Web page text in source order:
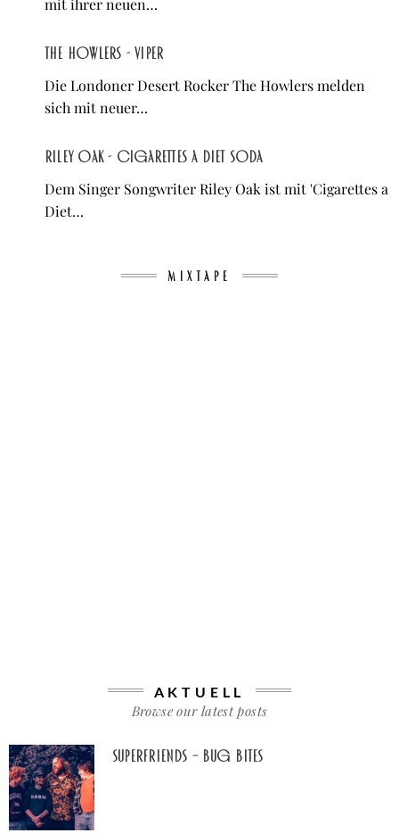
The Howlers - Viper
Die Londoner Desert Rocker The Howlers melden
sich mit neuer…
Riley Oak - Cigarettes a Diet Soda
Dem Singer Songwriter Riley Oak ist mit 'Cigarettes a
Diet…
MIXTAPE
AKTUELL
Browse our latest posts
Superfriends – Bug Bites